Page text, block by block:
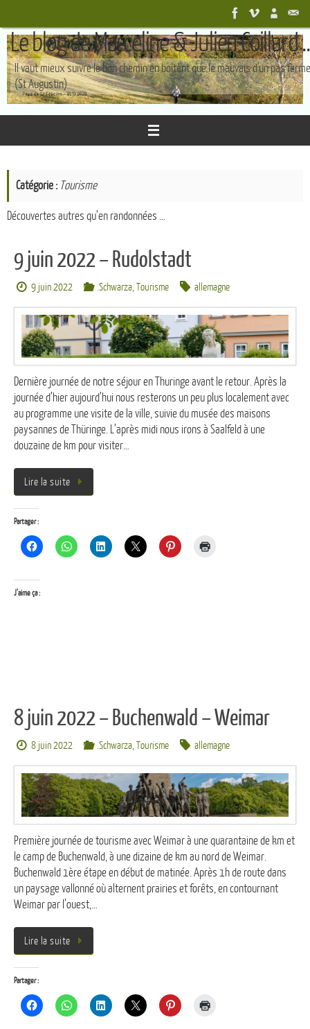
contenu
Le blog de Marceline & Julien Coillard
Il vaut mieux suivre le bon chemin en boîtant que le mauvais d'un pas ferme
(St Augustin)
Catégorie : Tourisme
Découvertes autres qu’en randonnées …
9 juin 2022 – Rudolstadt
9 juin 2022 .Schwarza, Tourisme allemagne
Dernière journée de notre séjour en Thuringe avant le retour. Après la
journée d’hier aujourd’hui nous resterons un peu plus localement avec
au programme une visite de la ville, suivie du musée des maisons
paysannes de Thüringe. L’après midi nous irons à Saalfeld à une
douzaine de km pour visiter…
Lire la suite
Partager :
J’aime ça :
8 juin 2022 – Buchenwald – Weimar
8 juin 2022 .Schwarza, Tourisme allemagne
Première journée de tourisme avec Weimar à une quarantaine de km et
le camp de Buchenwald, à une dizaine de km au nord de Weimar.
Buchenwald 1ère étape en début de matinée. Après 1h de route dans
un paysage vallonné où alternent prairies et forêts, en contournant
Weimar par l’ouest,…
Lire la suite
Partager :